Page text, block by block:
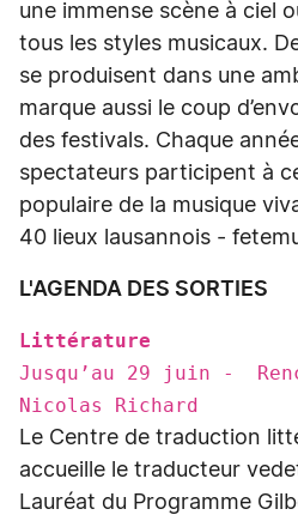
une immense scène à ciel
tous les styles musicaux.
se produisent dans une
marque aussi le coup
des festivals. Chaque
spectateurs participent à
populaire de la musique
40 lieux lausannois -
L'AGENDA DES SORTIES
Littérature
Jusqu’au 29 juin -
Nicolas Richard
Le Centre de traduction
accueille le traducteur
Lauréat du Programme